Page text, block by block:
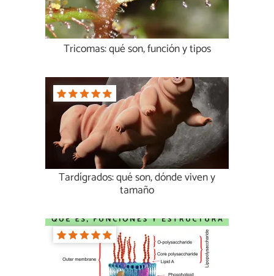
Tricomas: qué son, función y tipos
Tardígrados: qué son, dónde viven y
tamaño